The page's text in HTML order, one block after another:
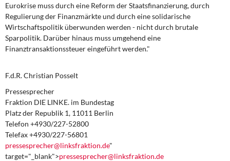
Eurokrise muss durch eine Reform der Staatsfinanzierung, durch
Regulierung der Finanzmärkte und durch eine solidarische
Wirtschaftspolitik überwunden werden - nicht durch brutale
Sparpolitik. Darüber hinaus muss umgehend eine
Finanztransaktionssteuer eingeführt werden."
F.d.R. Christian Posselt
Pressesprecher
Fraktion DIE LINKE. im Bundestag
Platz der Republik 1, 11011 Berlin
Telefon +4930/227-52800
Telefax +4930/227-56801
pressesprecher@linksfraktion.de"
target="_blank">pressesprecher@linksfraktion.de